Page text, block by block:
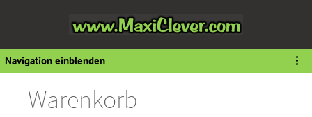
Navigation einblenden
Warenkorb